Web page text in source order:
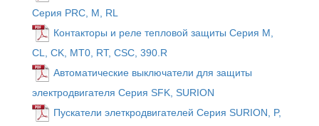
Серия PRC, M, RL
Контакторы и реле тепловой защиты Серия M,
CL, CK, MT0, RT, CSC, 390.R
Автоматические выключатели для защиты
электродвигателя Серия SFK, SURION
Пускатели элеткродвигателей Серия SURION, P,